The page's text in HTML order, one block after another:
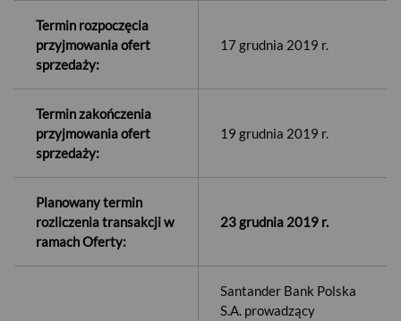
Termin rozpoczęcia
przyjmowania ofert
sprzedaży:
17 grudnia 2019 r.
Termin zakończenia
przyjmowania ofert
sprzedaży:
19 grudnia 2019 r.
Planowany termin
rozliczenia transakcji w
ramach Oferty:
23 grudnia 2019 r.
Santander Bank Polska
S.A. prowadzący